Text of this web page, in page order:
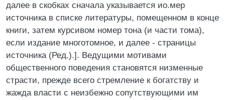
далее в скобках сначала указывается ио.мер
источника в списке литературы, помещенном в конце
книги, затем курсивом номер тона (и части тома),
если издание многотомное, и далее - страницы
источника (Ред.).]. Ведущими мотивами
общественного поведения становятся низменные
страсти, прежде всего стремление к богатству и
жажда власти с неизбежно сопутствующими им